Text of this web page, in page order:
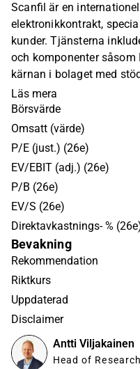
Scanfil är en
elektronikkontrakt,
kunder. Tjänsterna
och komponenter
kärnan i bolaget med
moderniseringstjänster.
Europa, Amerika och
inom
effektivitet och
Läs mera
Börsvärde
Omsatt (värde)
P/E (just.) (26e)
EV/EBIT (adj.) (26e)
P/B (26e)
EV/S (26e)
Direktavkastnings- %
Bevakning
Rekommendation
Riktkurs
Uppdaterad
Disclaimer
Antti Viljakainen
Head of Research